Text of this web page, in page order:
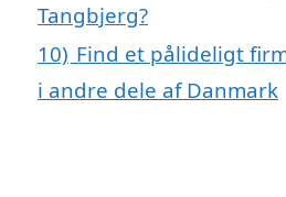
Tangbjerg?
10) Find et pålideligt
i andre dele af Danmark